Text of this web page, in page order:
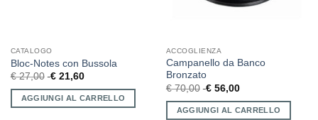
CATALOGO
Bloc-Notes con Bussola
€27,00 €21,60
AGGIUNGI AL CARRELLO
ACCOGLIENZA
Campanello da Banco
Bronzato
€70,00 €56,00
AGGIUNGI AL CARRELLO